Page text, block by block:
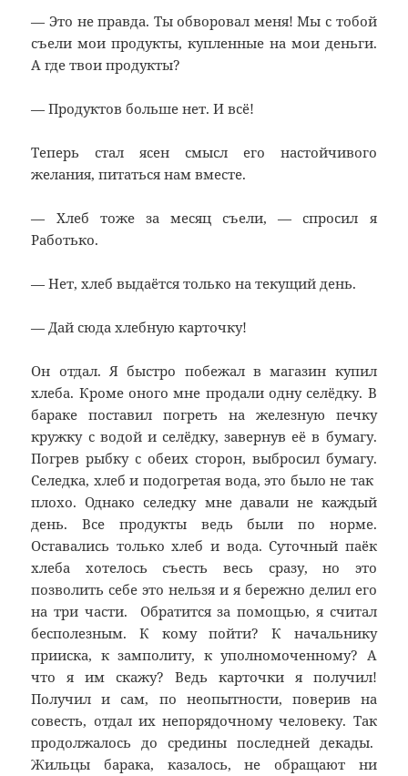
— Это не правда. Ты обворовал меня! Мы с тобой
съели мои продукты, купленные на мои деньги.
А где твои продукты?
— Продуктов больше нет. И всё!
Теперь стал ясен смысл его настойчивого
желания, питаться нам вместе.
— Хлеб тоже за месяц съели, — спросил я
Работько.
— Нет, хлеб выдаётся только на текущий день.
— Дай сюда хлебную карточку!
Он отдал. Я быстро побежал в магазин купил
хлеба. Кроме оного мне продали одну селёдку. В
бараке поставил погреть на железную печку
кружку с водой и селёдку, завернув её в бумагу.
Погрев рыбку с обеих сторон, выбросил бумагу.
Селедка, хлеб и подогретая вода, это было не так
плохо. Однако селедку мне давали не каждый
день. Все продукты ведь были по норме.
Оставались только хлеб и вода. Суточный паёк
хлеба хотелось съесть весь сразу, но это
позволить себе это нельзя и я бережно делил его
на три части. Обратится за помощью, я считал
бесполезным. К кому пойти? К начальнику
прииска, к замполиту, к уполномоченному? А
что я им скажу? Ведь карточки я получил!
Получил и сам, по неопытности, поверив на
совесть, отдал их непорядочному человеку. Так
продолжалось до средины последней декады.
Жильцы барака, казалось, не обращают ни